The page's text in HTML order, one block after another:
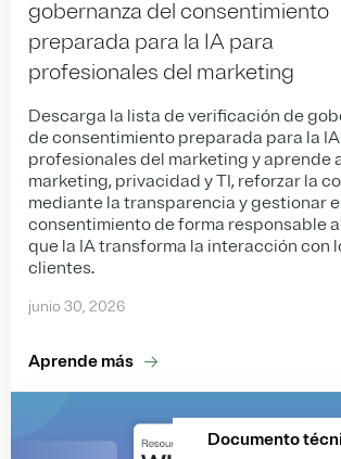
gobernanza del consentimiento
preparada para la IA para
profesionales del marketing
Descarga la lista de verificación de
de consentimiento preparada para la
profesionales del marketing y aprende
marketing, privacidad y TI, reforzar la
mediante la transparencia y gestionar
consentimiento de forma responsable
que la IA transforma la interacción con
clientes.
junio 30, 2026
Aprende más
Documento